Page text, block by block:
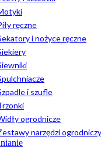
ręczne
i nożyce ręczne
i szufle
ogrodnicze
narzędzi